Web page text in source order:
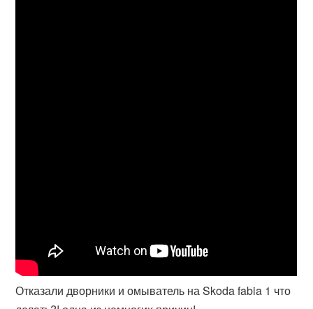
Отказали дворники и омыватель на Skoda fabia 1 что